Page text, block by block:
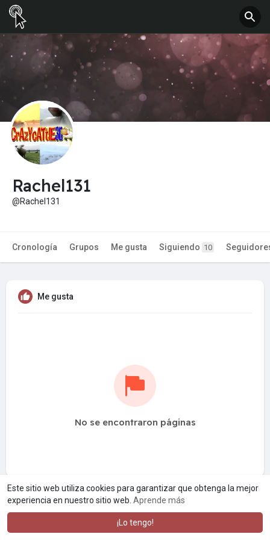
Este sitio web utiliza cookies para garantizar que obtenga la mejor
experiencia en nuestro sitio web. Aprende más
¡Lo tengo!
Rachel131
@Rachel131
Cronología Grupos Me gusta Siguiendo 10
Me gusta
No se encontraron páginas